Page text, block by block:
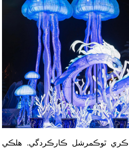
ٿوڪمرشل ڪارڪردگي. هلڪي